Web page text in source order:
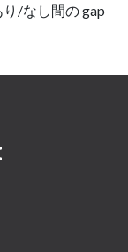
/なし間の gap